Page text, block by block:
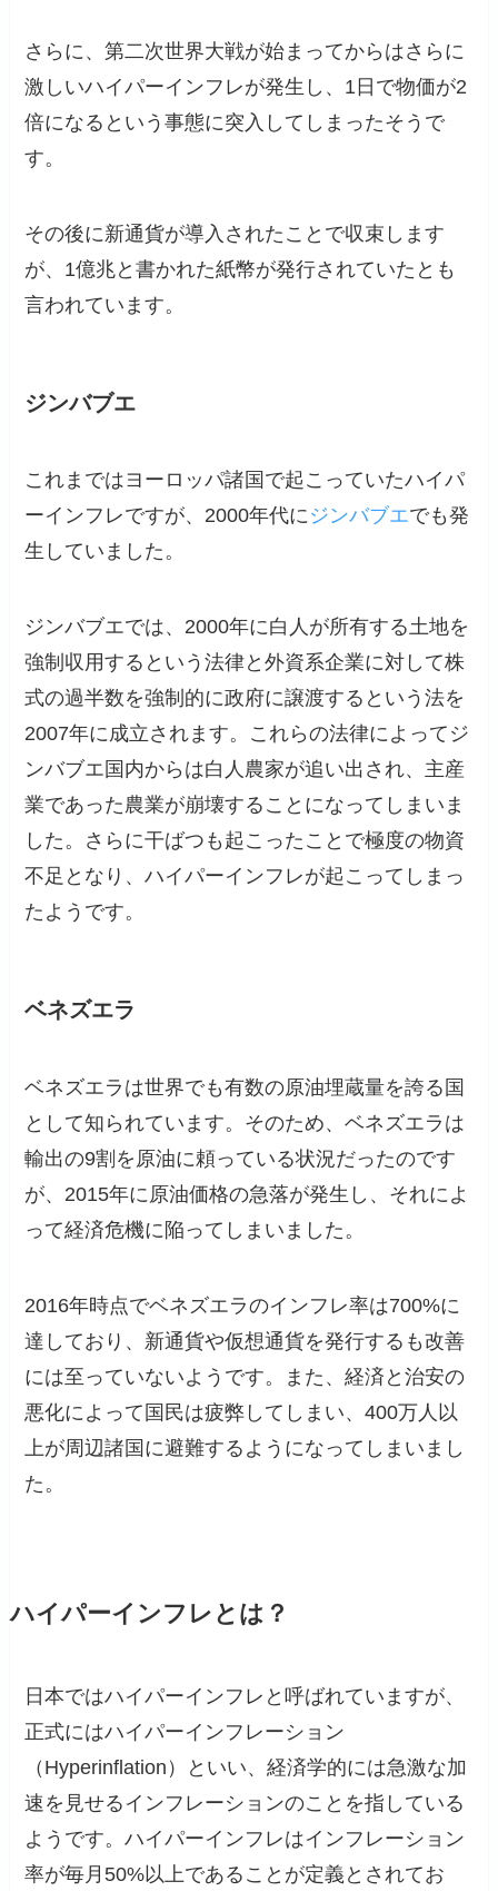
さらに、第二次世界大戦が始まってからはさらに
激しいハイパーインフレが発生し、1日で物価が2
倍になるという事態に突入してしまったそうで
す。
その後に新通貨が導入されたことで収束します
が、1億兆と書かれた紙幣が発行されていたとも
言われています。
ジンバブエ
これまではヨーロッパ諸国で起こっていたハイパ
ーインフレですが、2000年代にジンバブエでも発
生していました。
ジンバブエでは、2000年に白人が所有する土地を
強制収用するという法律と外資系企業に対して株
式の過半数を強制的に政府に譲渡するという法を
2007年に成立されます。これらの法律によってジ
ンバブエ国内からは白人農家が追い出され、主産
業であった農業が崩壊することになってしまいま
した。さらに干ばつも起こったことで極度の物資
不足となり、ハイパーインフレが起こってしまっ
たようです。
ベネズエラ
ベネズエラは世界でも有数の原油埋蔵量を誇る国
として知られています。そのため、ベネズエラは
輸出の9割を原油に頼っている状況だったのです
が、2015年に原油価格の急落が発生し、それによ
って経済危機に陥ってしまいました。
2016年時点でベネズエラのインフレ率は700%に
達しており、新通貨や仮想通貨を発行するも改善
には至っていないようです。また、経済と治安の
悪化によって国民は疲弊してしまい、400万人以
上が周辺諸国に避難するようになってしまいまし
た。
ハイパーインフレとは？
日本ではハイパーインフレと呼ばれていますが、
正式にはハイパーインフレーション
（Hyperinflation）といい、経済学的には急激な加
速を見せるインフレーションのことを指している
ようです。ハイパーインフレはインフレーション
率が毎月50%以上であることが定義とされてお